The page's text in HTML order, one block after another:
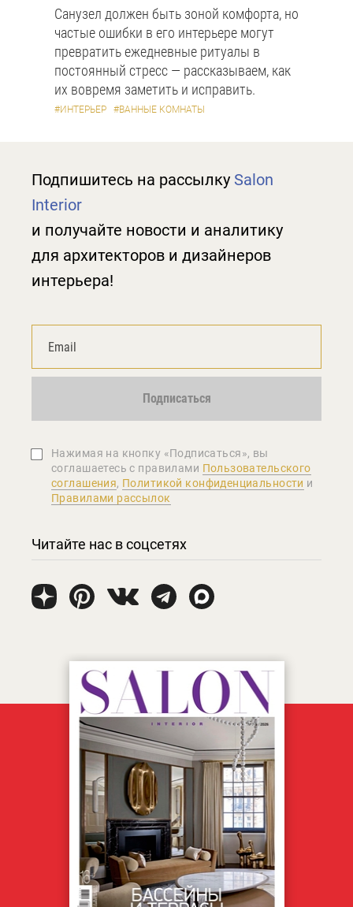
Санузел должен быть зоной комфорта, но
частые ошибки в его интерьере могут
превратить ежедневные ритуалы в
постоянный стресс — рассказываем, как
их вовремя заметить и исправить.
#ИНТЕРЬЕР #ВАННЫЕ КОМНАТЫ
Подпишитесь на рассылку Salon
Interior
и получайте новости и аналитику
для архитекторов и дизайнеров
интерьера!
Подписаться
Нажимая на кнопку «Подписаться», вы
соглашаетеcь с правилами Пользовательского
соглашения, Политикой конфиденциальности и
Правилами рассылок
Читайте нас в соцсетях